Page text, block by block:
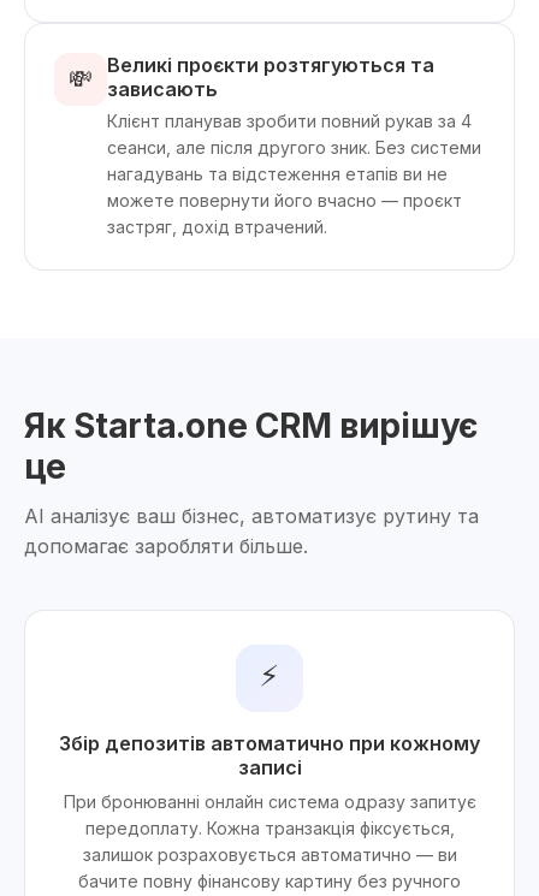
💸
Великі проєкти розтягуються та
зависають
Клієнт планував зробити повний рукав за 4
сеанси, але після другого зник. Без системи
нагадувань та відстеження етапів ви не
можете повернути його вчасно — проєкт
застряг, дохід втрачений.
Як Starta.one CRM вирішує
це
AI аналізує ваш бізнес, автоматизує рутину та
допомагає заробляти більше.
⚡
Збір депозитів автоматично при кожному
записі
При бронюванні онлайн система одразу запитує
передоплату. Кожна транзакція фіксується,
залишок розраховується автоматично — ви
бачите повну фінансову картину без ручного